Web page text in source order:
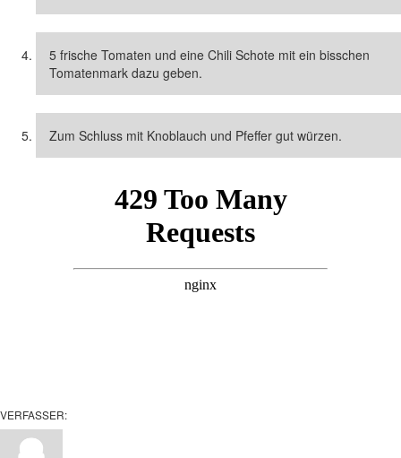
5 frische Tomaten und eine Chili Schote mit ein bisschen
Tomatenmark dazu geben.
Zum Schluss mit Knoblauch und Pfeffer gut würzen.
VERFASSER: